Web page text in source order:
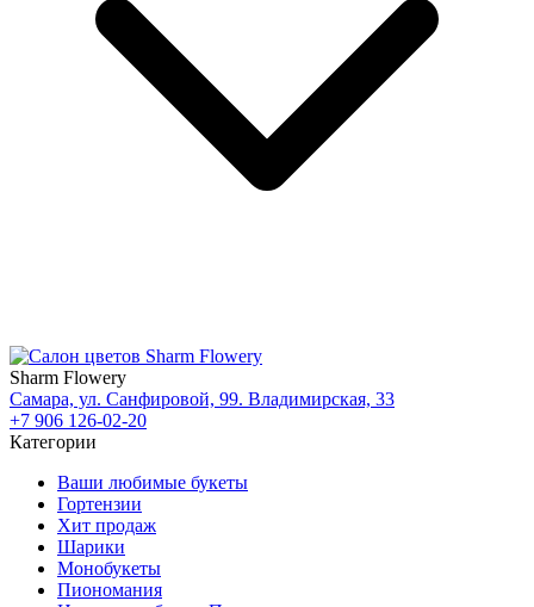
Sharm Flowery
Самара, ул. Санфировой, 99. Владимирская, 33
+7 906 126-02-20
Категории
Ваши любимые букеты
Гортензии
Хит продаж
Шарики
Монобукеты
Пиономания